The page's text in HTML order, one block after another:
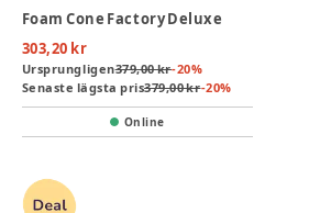
Foam Cone Factory Deluxe
303,20 kr
Ursprungligen379,00 kr-20%
Senaste lägsta pris379,00 kr-20%
Online